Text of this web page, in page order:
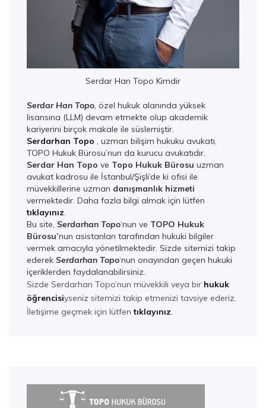
Serdar Han Topo Kimdir
Serdar Han Topo, özel hukuk alanında yüksek
lisansına (LLM) devam etmekte olup akademik
kariyerini birçok makale ile süslemiştir.
Serdarhan Topo , uzman bilişim hukuku avukatı,
TOPO Hukuk Bürosu’nun da kurucu avukatıdır.
Serdar Han Topo ve Topo Hukuk Bürosu uzman
avukat kadrosu ile İstanbul/Şişli’de ki ofisi ile
müvekkillerine uzman danışmanlık hizmeti
vermektedir. Daha fazla bilgi almak için lütfen
tıklayınız.
Bu site, Serdarhan Topo‘nun ve TOPO Hukuk
Bürosu’nun asistanları tarafından hukuki bilgiler
vermek amacıyla yönetilmektedir. Sizde sitemizi takip
ederek Serdarhan Topo‘nun onayından geçen hukuki
içeriklerden faydalanabilirsiniz.
Sizde Serdarhan Topo’nun müvekkili veya bir hukuk
öğrencisiyseniz sitemizi takip etmenizi tavsiye ederiz.
İletişime geçmek için lütfentıklayınız.